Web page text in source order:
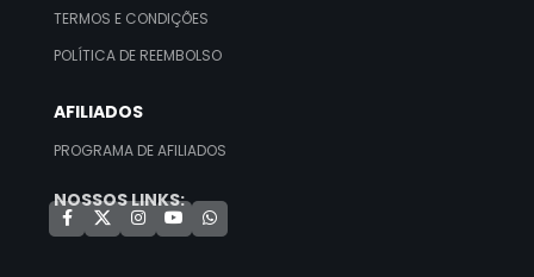
TERMOS E CONDIÇÕES
POLÍTICA DE REEMBOLSO
AFILIADOS
PROGRAMA DE AFILIADOS
NOSSOS LINKS: